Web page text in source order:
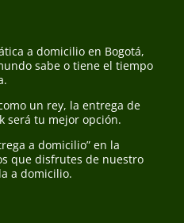
a domicilio en Bogotá,
sabe o tiene el tiempo
un rey, la entrega de
será tu mejor opción.
a domicilio” en la
que disfrutes de nuestro
a domicilio.